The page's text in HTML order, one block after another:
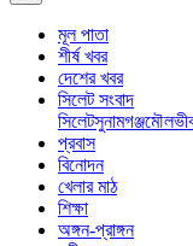
মূল পাতা
শীর্ষ খবর
দেশের খবর
সিলেট সংবাদ
সিলেটসুনামগঞ্জ
প্রবাস
বিনোদন
খেলার মাঠ
শিক্ষা
অঙ্গন-প্রাঙ্গন